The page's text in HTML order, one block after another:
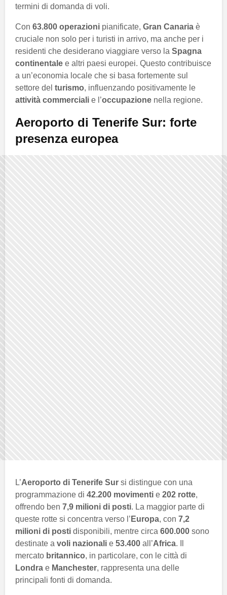
termini di domanda di voli.
Con 63.800 operazioni pianificate, Gran Canaria è
cruciale non solo per i turisti in arrivo, ma anche per i
residenti che desiderano viaggiare verso la Spagna
continentale e altri paesi europei. Questo contribuisce
a un’economia locale che si basa fortemente sul
settore del turismo, influenzando positivamente le
attività commerciali e l’occupazione nella regione.
Aeroporto di Tenerife Sur: forte
presenza europea
L’Aeroporto di Tenerife Sur si distingue con una
programmazione di 42.200 movimenti e 202 rotte,
offrendo ben 7,9 milioni di posti. La maggior parte di
queste rotte si concentra verso l’ Europa, con 7,2
milioni di posti disponibili, mentre circa 600.000 sono
destinate a voli nazionali e 53.400 all’Africa. Il
mercato britannico, in particolare, con le città di
Londra e Manchester, rappresenta una delle
principali fonti di domanda.